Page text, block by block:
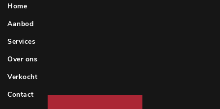
Home
Aanbod
Services
Over ons
Verkocht
Contact